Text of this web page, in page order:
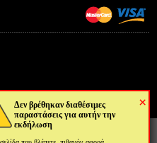
×
Δεν βρέθηκαν διαθέσιμες
παραστάσεις για αυτήν την
εκδήλωση
Αθήνα
στον φυλλομετρητή σας
τρόπο θα